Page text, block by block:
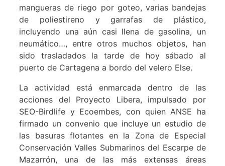
mangueras de riego por goteo, varias bandejas
de poliestireno y garrafas de plástico,
incluyendo una aún casi llena de gasolina, un
neumático…, entre otros muchos objetos, han
sido trasladados la tarde de hoy sábado al
puerto de Cartagena a bordo del velero Else.
La actividad está enmarcada dentro de las
acciones del Proyecto Libera, impulsado por
SEO-Birdlife y Ecoembes, con quien ANSE ha
firmado un convenio que incluye un estudio de
las basuras flotantes en la Zona de Especial
Conservación Valles Submarinos del Escarpe de
Mazarrón, una de las más extensas áreas